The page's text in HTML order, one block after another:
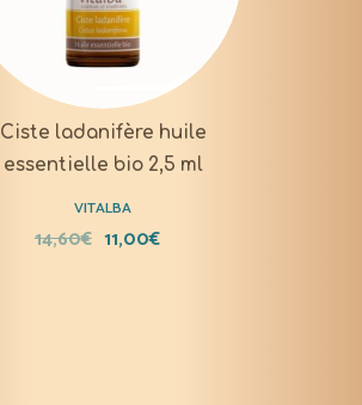
Ciste ladanifère huile
essentielle bio 2,5 ml
VITALBA
14,60€ 11,00€